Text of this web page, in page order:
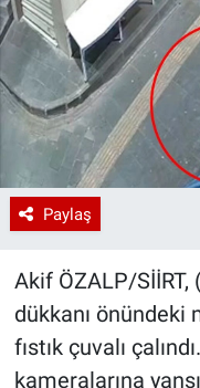
Paylaş
Akif ÖZALP/SİİRT,
dükkanı önündeki
fıstık çuvalı
kameralarına